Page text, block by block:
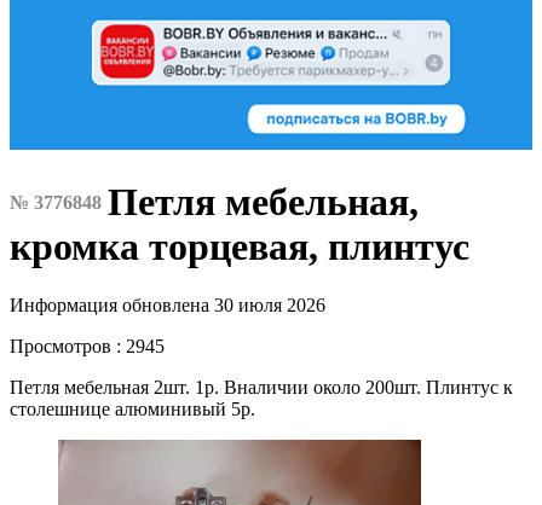
№ 3776848 Петля мебельная,
кромка торцевая, плинтус
Информация обновлена 30 июля 2026
Просмотров : 2945
Петля мебельная 2шт. 1р. Вналичии около 200шт. Плинтус к
столешнице алюминивый 5р.